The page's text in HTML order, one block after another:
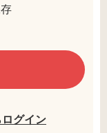
グイン